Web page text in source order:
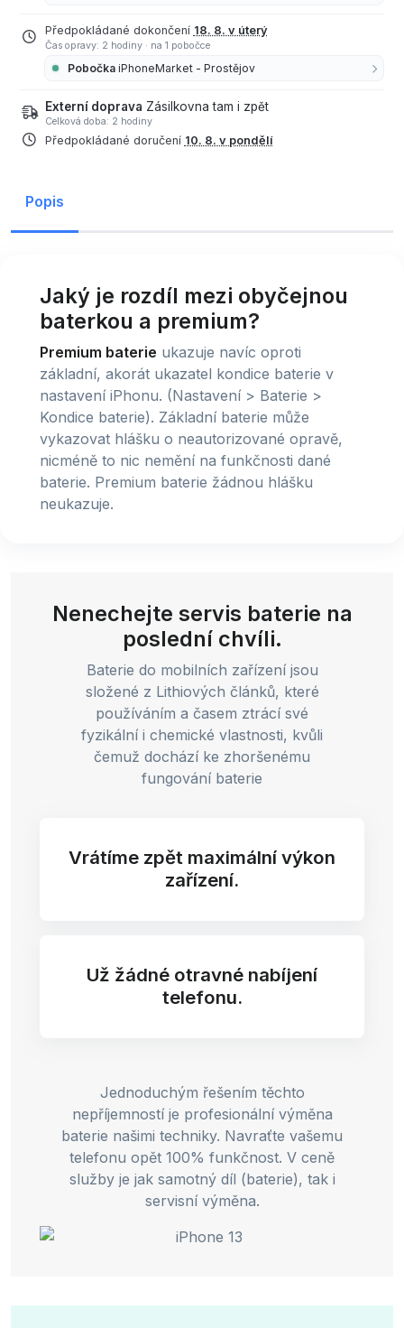
Předpokládané dokončení 18. 8. v úterý
Čas opravy: 2 hodiny · na 1 pobočce
Pobočka iPhoneMarket - Prostějov
Externí doprava Zásilkovna tam i zpět
Celková doba: 2 hodiny
Předpokládané doručení 10. 8. v pondělí
Popis
Jaký je rozdíl mezi obyčejnou
baterkou a premium?
Premium baterie ukazuje navíc oproti
základní, akorát ukazatel kondice baterie v
nastavení iPhonu. (Nastavení > Baterie >
Kondice baterie). Základní baterie může
vykazovat hlášku o neautorizované opravě,
nicméně to nic nemění na funkčnosti dané
baterie. Premium baterie žádnou hlášku
neukazuje.
Nenechejte servis baterie na
poslední chvíli.
Baterie do mobilních zařízení jsou
složené z Lithiových článků, které
používáním a časem ztrácí své
fyzikální i chemické vlastnosti, kvůli
čemuž dochází ke zhoršenému
fungování baterie
Vrátíme zpět maximální výkon
zařízení.
Už žádné otravné nabíjení
telefonu.
Jednoduchým řešením těchto
nepříjemností je profesionální výměna
baterie našimi techniky. Navraťte vašemu
telefonu opět 100% funkčnost. V ceně
služby je jak samotný díl (baterie), tak i
servisní výměna.